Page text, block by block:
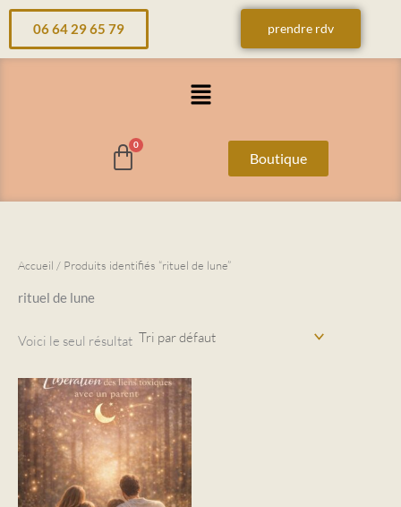
Aller
contenu
06 64 29 65 79 prendre rdv
Menu
Boutique
Accueil / Produits identifiés “rituel de lune”
rituel de lune
Voici le seul résultat